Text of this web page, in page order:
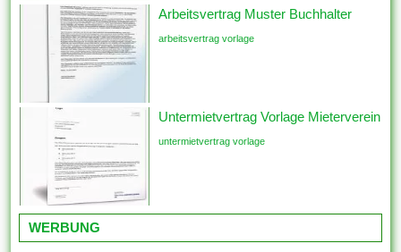
Arbeitsvertrag Muster Buchhalter
arbeitsvertrag vorlage
Untermietvertrag Vorlage Mieterverein
untermietvertrag vorlage
WERBUNG